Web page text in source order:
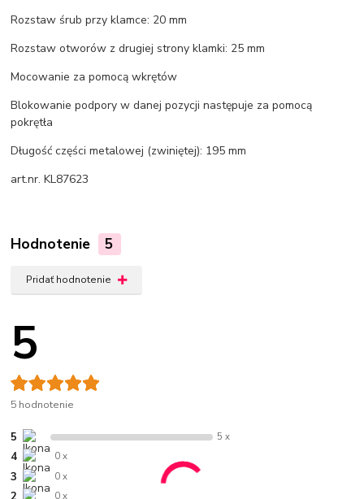
Rozstaw śrub przy klamce: 20 mm
Rozstaw otworów z drugiej strony klamki: 25 mm
Mocowanie za pomocą wkrętów
Blokowanie podpory w danej pozycji następuje za pomocą
pokrętła
Długość części metalowej (zwiniętej): 195 mm
art.nr. KL87623
Hodnotenie 5
Pridať hodnotenie
5
5 hodnotenie
5 5 x
4 0 x
3 0 x
0 x